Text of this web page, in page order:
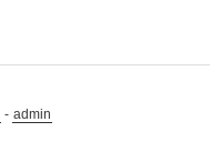
- admin